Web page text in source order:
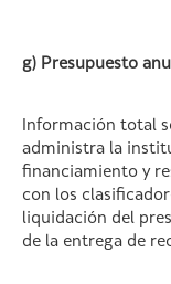
g) Presupuesto
Información total
administra la
financiamiento y
con los
liquidación del
de la entrega de